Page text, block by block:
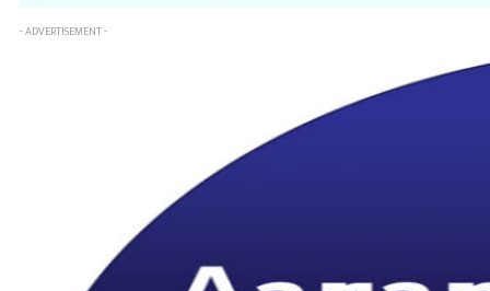
- ADVERTISEMENT -